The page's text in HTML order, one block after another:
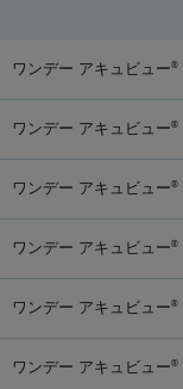
ワンデー アキュビュー®
ワンデー アキュビュー®
ワンデー アキュビュー®
ワンデー アキュビュー®
ワンデー アキュビュー®
ワンデー アキュビュー®